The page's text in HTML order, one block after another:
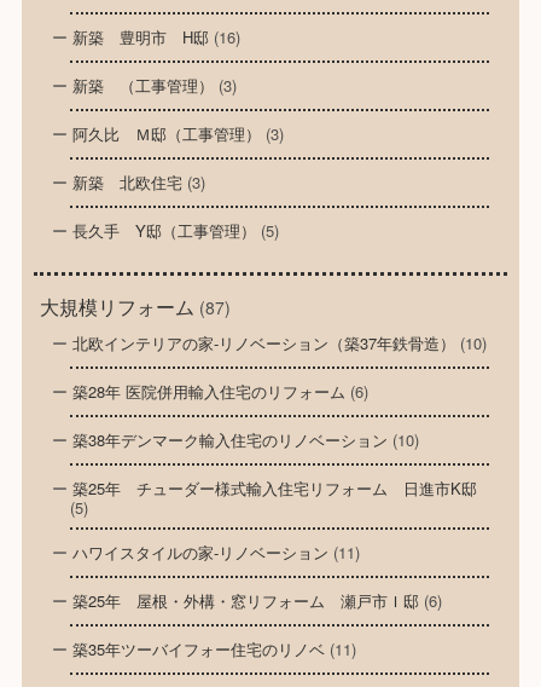
新築 豊明市 H邸(16)
新築 （工事管理） (3)
阿久比 Ｍ邸（工事管理） (3)
新築 北欧住宅(3)
長久手 Y邸（工事管理） (5)
大規模リフォーム (87)
北欧インテリアの家-リノベーション（築37年鉄骨造） (10)
築28年 医院併用輸入住宅のリフォーム (6)
築38年デンマーク輸入住宅のリノベーション (10)
築25年 チューダー様式輸入住宅リフォーム 日進市K邸
(5)
ハワイスタイルの家-リノベーション (11)
築25年 屋根・外構・窓リフォーム 瀬戸市Ｉ邸(6)
築35年ツーバイフォー住宅のリノベ(11)